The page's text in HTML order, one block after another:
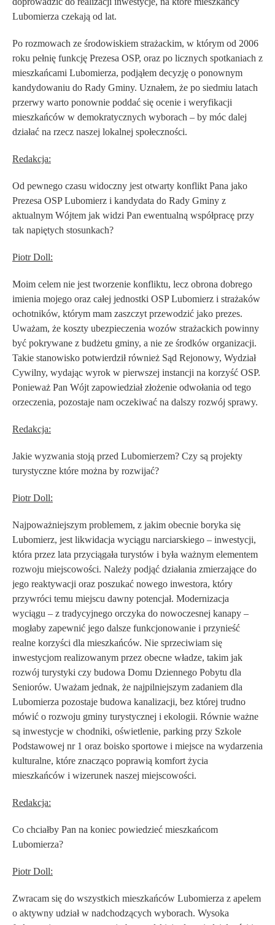
Lubomierza czekają od lat.
Po rozmowach ze środowiskiem strażackim, w którym od 2006
roku pełnię funkcję Prezesa OSP, oraz po licznych spotkaniach z
mieszkańcami Lubomierza, podjąłem decyzję o ponownym
kandydowaniu do Rady Gminy. Uznałem, że po siedmiu latach
przerwy warto ponownie poddać się ocenie i weryfikacji
mieszkańców w demokratycznych wyborach – by móc dalej
działać na rzecz naszej lokalnej społeczności.
Redakcja:
Od pewnego czasu widoczny jest otwarty konflikt Pana jako
Prezesa OSP Lubomierz i kandydata do Rady Gminy z
aktualnym Wójtem jak widzi Pan ewentualną współpracę przy
tak napiętych stosunkach?
Piotr Doll:
Moim celem nie jest tworzenie konfliktu, lecz obrona dobrego
imienia mojego oraz całej jednostki OSP Lubomierz i strażaków
ochotników, którym mam zaszczyt przewodzić jako prezes.
Uważam, że koszty ubezpieczenia wozów strażackich powinny
być pokrywane z budżetu gminy, a nie ze środków organizacji.
Takie stanowisko potwierdził również Sąd Rejonowy, Wydział
Cywilny, wydając wyrok w pierwszej instancji na korzyść OSP.
Ponieważ Pan Wójt zapowiedział złożenie odwołania od tego
orzeczenia, pozostaje nam oczekiwać na dalszy rozwój sprawy.
Redakcja:
Jakie wyzwania stoją przed Lubomierzem? Czy są projekty
turystyczne które można by rozwijać?
Piotr Doll:
Najpoważniejszym problemem, z jakim obecnie boryka się
Lubomierz, jest likwidacja wyciągu narciarskiego – inwestycji,
która przez lata przyciągała turystów i była ważnym elementem
rozwoju miejscowości. Należy podjąć działania zmierzające do
jego reaktywacji oraz poszukać nowego inwestora, który
przywróci temu miejscu dawny potencjał. Modernizacja
wyciągu – z tradycyjnego orczyka do nowoczesnej kanapy –
mogłaby zapewnić jego dalsze funkcjonowanie i przynieść
realne korzyści dla mieszkańców. Nie sprzeciwiam się
inwestycjom realizowanym przez obecne władze, takim jak
rozwój turystyki czy budowa Domu Dziennego Pobytu dla
Seniorów. Uważam jednak, że najpilniejszym zadaniem dla
Lubomierza pozostaje budowa kanalizacji, bez której trudno
mówić o rozwoju gminy turystycznej i ekologii. Równie ważne
są inwestycje w chodniki, oświetlenie, parking przy Szkole
Podstawowej nr 1 oraz boisko sportowe i miejsce na wydarzenia
kulturalne, które znacząco poprawią komfort życia
mieszkańców i wizerunek naszej miejscowości.
Redakcja:
Co chciałby Pan na koniec powiedzieć mieszkańcom
Lubomierza?
Piotr Doll:
Zwracam się do wszystkich mieszkańców Lubomierza z apelem
o aktywny udział w nadchodzących wyborach. Wysoka